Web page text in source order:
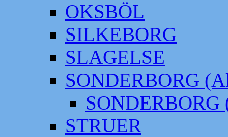
OKSBÖL
SILKEBORG
SLAGELSE
SONDERBORG
SONDERBORG
STRUER